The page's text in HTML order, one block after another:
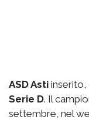
ASD Asti inserito,
Serie D. Il
settembre, nel